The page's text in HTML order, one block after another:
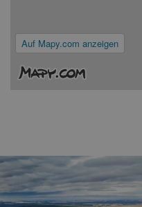
Auf Mapy.com anzeigen